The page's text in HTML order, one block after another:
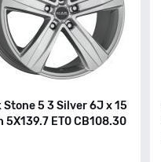
Stone 5 3 Silver 6J x 15
5X139.7 ET0 CB108.30